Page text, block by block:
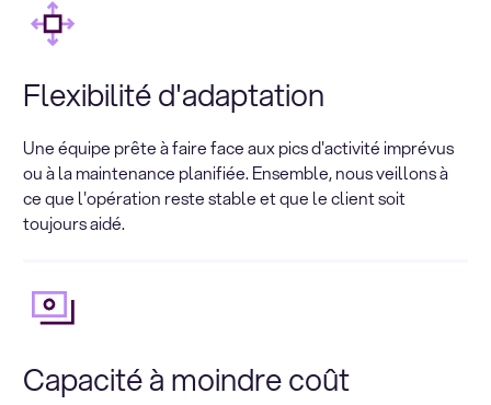
Flexibilité d'adaptation
Une équipe prête à faire face aux pics d'activité imprévus
ou à la maintenance planifiée. Ensemble, nous veillons à
ce que l'opération reste stable et que le client soit
toujours aidé.
Capacité à moindre coût